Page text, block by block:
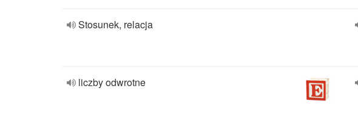
Stosunek, relacja
liczby odwrotne